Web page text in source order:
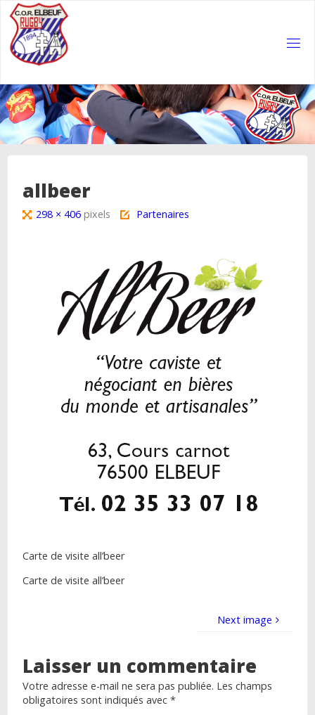
Skip
to
content
ELBEUF
RUGBY
allbeer
Full298 × 406 pixels Partenaires
Carte de visite all’beer
Carte de visite all’beer
Next image
Laisser un commentaire
Votre adresse e-mail ne sera pas publiée. Les champs
obligatoires sont indiqués avec*